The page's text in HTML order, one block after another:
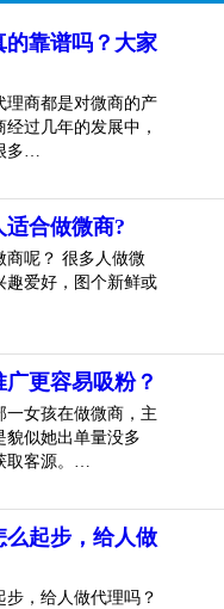
靠谱吗？大家
理商都是对微商的产
过几年的发展中，
多…
合做微商?
商呢？ 很多人做微
趣爱好，图个新鲜或
更容易吸粉？
一女孩在做微商，主
貌似她出单量没多
取客源。…
么起步，给人做
步，给人做代理吗？